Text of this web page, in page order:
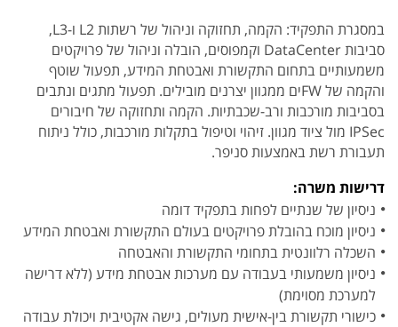
במסגרת התפקיד: הקמה, תחזוקה וניהול של רשתות L2 ו-L3,
סביבות DataCenter וקמפוסים, הובלה וניהול של פרויקטים
משמעותיים בתחום התקשורת ואבטחת המידע, תפעול שוטף
והקמה של FWים ממגוון יצרנים מובילים. תפעול מתגים ונתבים
בסביבות מורכבות ורב-שכבתיות. הקמה ותחזוקה של חיבורים
IPSec מול ציוד מגוון. זיהוי וטיפול בתקלות מורכבות, כולל ניתוח
תעבורת רשת באמצעות סניפר.
דרישות משרה:
ניסיון של שנתיים לפחות בתפקיד דומה
ניסיון מוכח בהובלת פרויקטים בעולם התקשורת ואבטחת המידע
השכלה רלוונטית בתחומי התקשורת והאבטחה
ניסיון משמעותי בעבודה עם מערכות אבטחת מידע (ללא דרישה
למערכת מסוימת)
כישורי תקשורת בין-אישית מעולים, גישה אקטיבית ויכולת עבודה